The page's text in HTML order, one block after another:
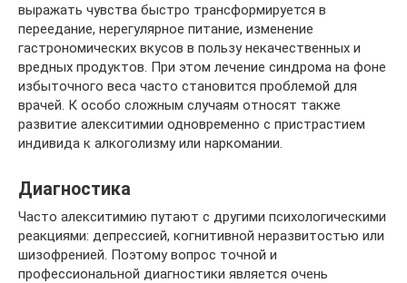
выражать чувства быстро трансформируется в
переедание, нерегулярное питание, изменение
гастрономических вкусов в пользу некачественных и
вредных продуктов. При этом лечение синдрома на фоне
избыточного веса часто становится проблемой для
врачей. К особо сложным случаям относят также
развитие алекситимии одновременно с пристрастием
индивида к алкоголизму или наркомании.
Диагностика
Часто алекситимию путают с другими психологическими
реакциями: депрессией, когнитивной неразвитостью или
шизофренией. Поэтому вопрос точной и
профессиональной диагностики является очень